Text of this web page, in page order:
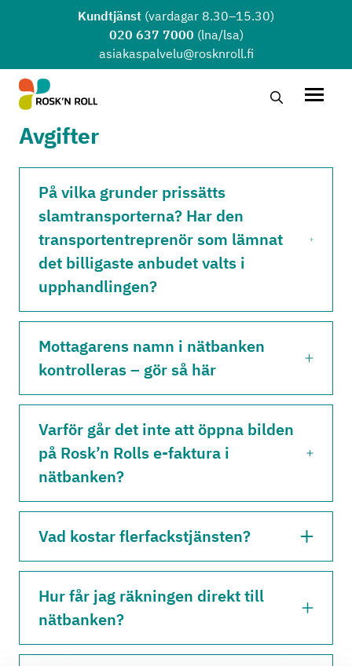
Hoppa till huvudinnehållet
Kundtjänst (vardagar 8.30–15.30)
020 637 7000 (lna/lsa)
asiakaspalvelu@rosknroll.fi
Sök …
Avgifter
På vilka grunder prissätts
slamtransporterna? Har den
transportentreprenör som lämnat
det billigaste anbudet valts i
upphandlingen?
Mottagarens namn i nätbanken
kontrolleras – gör så här
Varför går det inte att öppna bilden
på Rosk’n Rolls e-faktura i
nätbanken?
Vad kostar flerfackstjänsten?
Hur får jag räkningen direkt till
nätbanken?